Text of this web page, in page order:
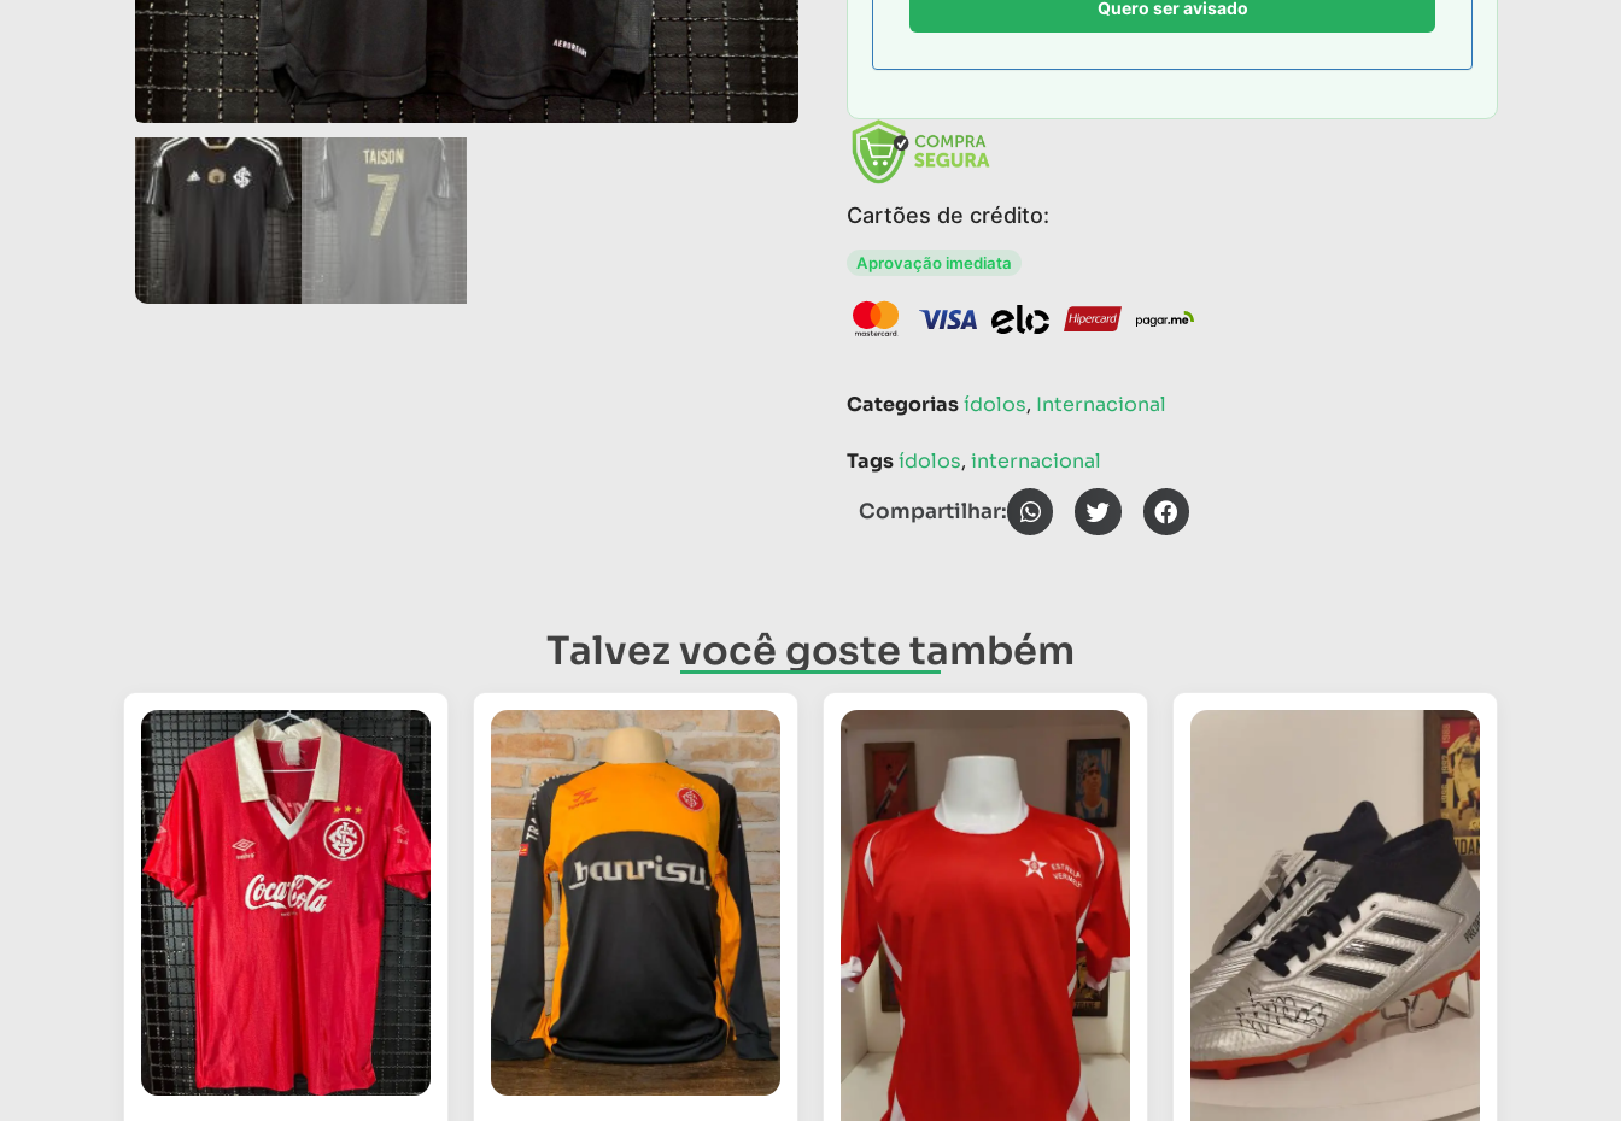
Cartões de crédito:
Aprovação imediata
Categoriasídolos, Internacional
Tagsídolos, internacional
Compartilhar:
Talvez você goste também